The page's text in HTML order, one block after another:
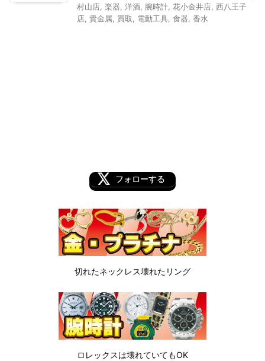
村山店 楽器 洋酒 腕時計 花小金井店 西八王子
店 貴金属 買取 電動工具 食器 香水
フォローする
切れたネックレス壊れたリング
ロレックスは壊れていてもOK